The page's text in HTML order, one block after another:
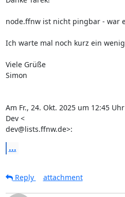
node.ffnw ist nicht pingbar - war
Ich warte mal noch kurz ein
Viele Grüße
Simon
Am Fr., 24. Okt. 2025 um 12:45
Dev <
dev@lists.ffnw.de>:
...
Reply
attachment